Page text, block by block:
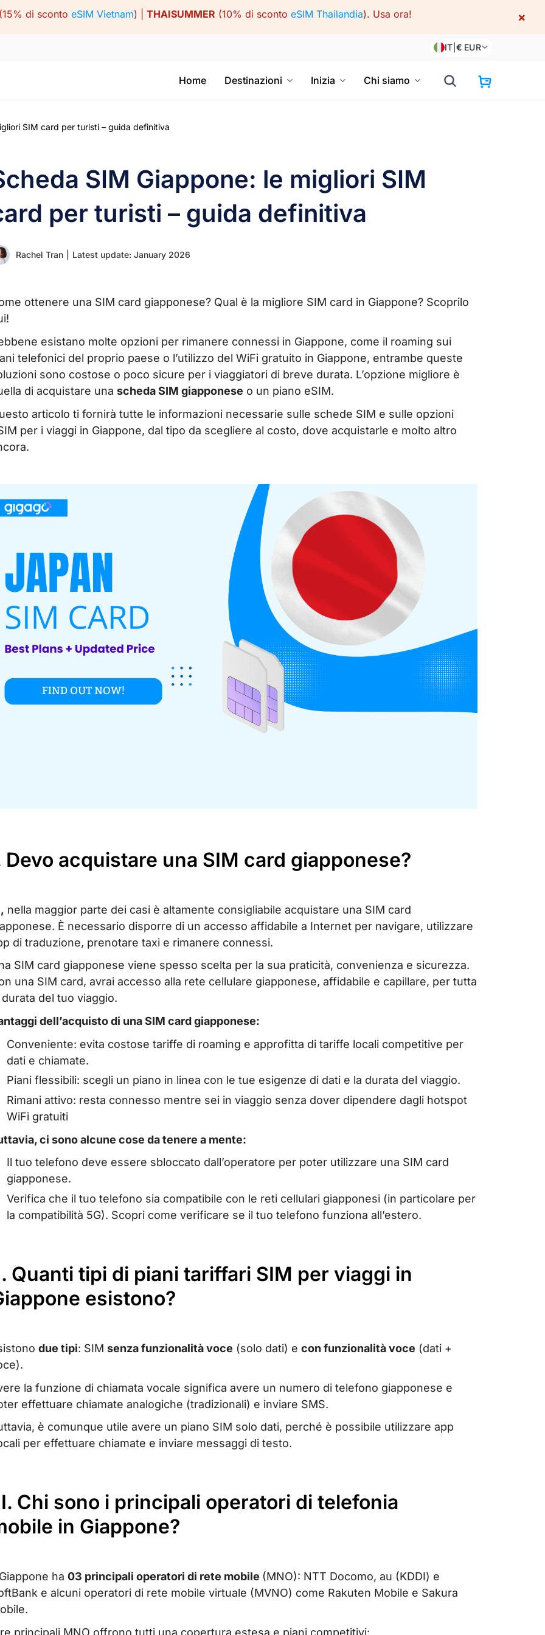
(15% di sconto eSIM Vietnam) | THAISUMMER (10% di sconto eSIM Thailandia). Usa ora! ×
IT |€ EUR
Home Destinazioni Inizia Chi siamo
SIM card per turisti – guida definitiva
SIM Giappone: le migliori SIM
per turisti – guida definitiva
Rachel Tran Latest update: January 2026
ottenere una SIM card giapponese? Qual è la migliore SIM card in Giappone? Scoprilo
esistano molte opzioni per rimanere connessi in Giappone, come il roaming sui
telefonici del proprio paese o l’utilizzo del WiFi gratuito in Giappone, entrambe queste
sono costose o poco sicure per i viaggiatori di breve durata. L’opzione migliore è
di acquistare una scheda SIM giapponese o un piano eSIM.
articolo ti fornirà tutte le informazioni necessarie sulle schede SIM e sulle opzioni
per i viaggi in Giappone, dal tipo da scegliere al costo, dove acquistarle e molto altro
Devo acquistare una SIM card giapponese?
nella maggior parte dei casi è altamente consigliabile acquistare una SIM card
È necessario disporre di un accesso affidabile a Internet per navigare, utilizzare
di traduzione, prenotare taxi e rimanere connessi.
SIM card giapponese viene spesso scelta per la sua praticità, convenienza e sicurezza.
una SIM card, avrai accesso alla rete cellulare giapponese, affidabile e capillare, per tutta
durata del tuo viaggio.
dell’acquisto di una SIM card giapponese:
Conveniente: evita costose tariffe di roaming e approfitta di tariffe locali competitive per
dati e chiamate.
Piani flessibili: scegli un piano in linea con le tue esigenze di dati e la durata del viaggio.
Rimani attivo: resta connesso mentre sei in viaggio senza dover dipendere dagli hotspot
WiFi gratuiti
ci sono alcune cose da tenere a mente:
Il tuo telefono deve essere sbloccato dall’operatore per poter utilizzare una SIM card
giapponese.
Verifica che il tuo telefono sia compatibile con le reti cellulari giapponesi (in particolare per
la compatibilità 5G). Scopri come verificare se il tuo telefono funziona all’estero.
Quanti tipi di piani tariffari SIM per viaggi in
esistono?
due tipi: SIM senza funzionalità voce (solo dati) e con funzionalità voce (dati +
la funzione di chiamata vocale significa avere un numero di telefono giapponese e
effettuare chiamate analogiche (tradizionali) e inviare SMS.
è comunque utile avere un piano SIM solo dati, perché è possibile utilizzare app
per effettuare chiamate e inviare messaggi di testo.
Chi sono i principali operatori di telefonia
in Giappone?
ha 03 principali operatori di rete mobile (MNO): NTT Docomo, au (KDDI) e
e alcuni operatori di rete mobile virtuale (MVNO) come Rakuten Mobile e Sakura
principali MNO offrono tutti una copertura estesa e piani competitivi: